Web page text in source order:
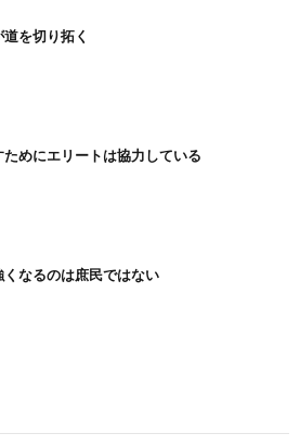
道を切り拓く
めにエリートは協力している
くなるのは庶民ではない